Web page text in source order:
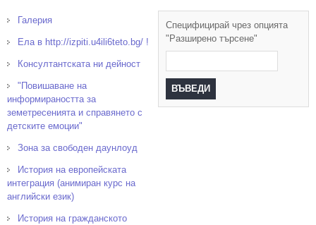
Галерия
Ела в http://izpiti.u4ili6teto.bg/ !
Консултантската ни дейност
"Повишаване на
информираността за
земетресенията и справянето с
детските емоции"
Зона за свободен даунлоуд
История на европейската
интеграция (анимиран курс на
английски език)
История на гражданското
Специфицирай чрез опцията
"Разширено търсене"